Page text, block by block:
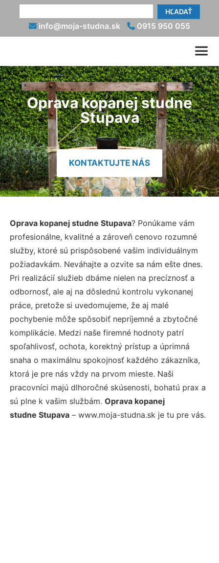
HĽADAŤ
info@moja-studna.sk 0915 950 055
Oprava kopanej studne
Stupava
KONTAKTUJTE NÁS
Oprava kopanej studne Stupava? Ponúkame vám
profesionálne, kvalitné a zároveň cenovo rozumné
služby, ktoré sú prispôsobené vašim individuálnym
požiadavkám. Neváhajte a ozvite sa nám ešte dnes.
Pri realizácií služieb dbáme nielen na precíznosť a
odbornosť, ale aj na dôslednú kontrolu vykonanej
práce, pretože si uvedomujeme, že aj malé
pochybenie môže spôsobiť nepríjemné a zbytočné
komplikácie. Medzi naše firemné hodnoty patrí
spoľahlivosť, ochota, korektný prístup a úprimná
snaha o maximálnu spokojnosť každého zákazníka,
ktorá je pre nás vždy na prvom mieste. Naši
pracovníci majú dlhoročné skúsenosti, bohatú prax a
sú plne k vašim službám. Oprava kopanej
studne Stupava – www.moja-studna.sk je tu pre vás.